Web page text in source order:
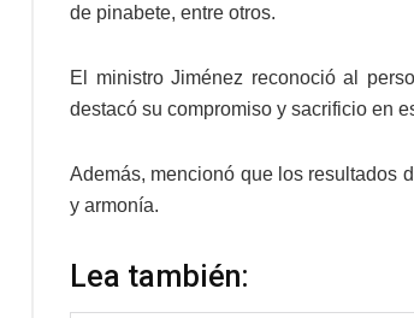
de pinabete, entre otros.
El ministro Jiménez reconoció al
destacó su compromiso y sacrificio en
Además, mencionó que los resultados
y armonía.
Lea también: